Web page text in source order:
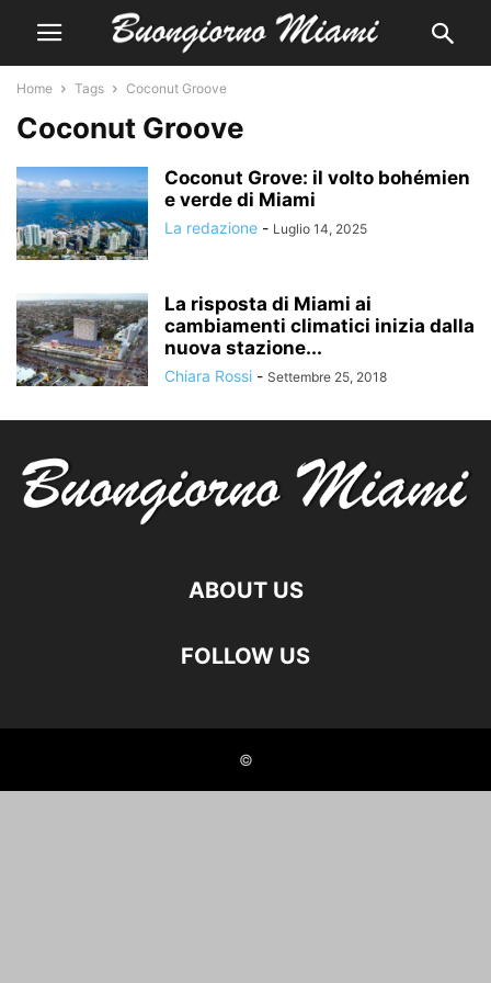
Home Tags Coconut Groove
Coconut Groove
Coconut Grove: il volto bohémien
e verde di Miami
La redazione - Luglio 14, 2025
La risposta di Miami ai
cambiamenti climatici inizia dalla
nuova stazione...
Chiara Rossi - Settembre 25, 2018
ABOUT US
FOLLOW US
©